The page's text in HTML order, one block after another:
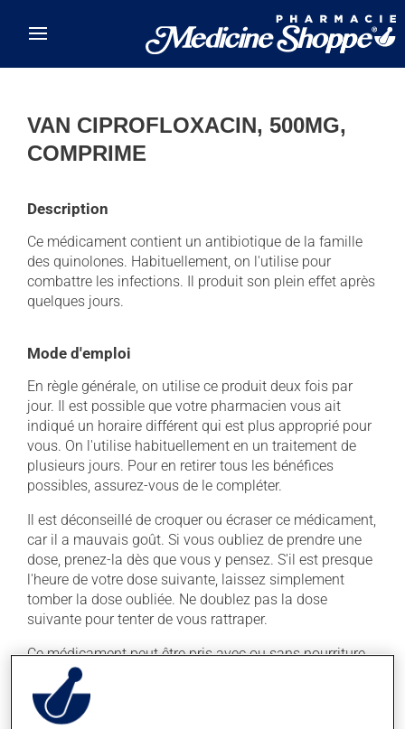
VAN CIPROFLOXACIN, 500MG,
COMPRIME
Description
Ce médicament contient un antibiotique de la famille
des quinolones. Habituellement, on l'utilise pour
combattre les infections. Il produit son plein effet après
quelques jours.
Mode d'emploi
En règle générale, on utilise ce produit deux fois par
jour. Il est possible que votre pharmacien vous ait
indiqué un horaire différent qui est plus approprié pour
vous. On l'utilise habituellement en un traitement de
plusieurs jours. Pour en retirer tous les bénéfices
possibles, assurez-vous de le compléter.
Il est déconseillé de croquer ou écraser ce médicament,
car il a mauvais goût. Si vous oubliez de prendre une
dose, prenez-la dès que vous y pensez. S'il est presque
l'heure de votre dose suivante, laissez simplement
tomber la dose oubliée. Ne doublez pas la dose
suivante pour tenter de vous rattraper.
Ce médicament peut être pris avec ou sans nourriture,
sans égard aux repas ou aux collations. Il faut
toutefois éviter de prendre ce médicament avec une
collation ou un repas principalement constitué de